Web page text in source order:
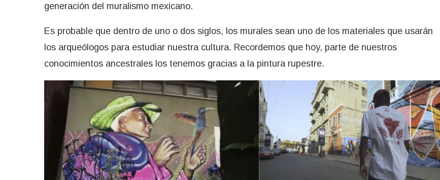
generación del muralismo mexicano.
Es probable que dentro de uno o dos siglos, los murales sean uno de los materiales que usarán
los arqueólogos para estudiar nuestra cultura. Recordemos que hoy, parte de nuestros
conocimientos ancestrales los tenemos gracias a la pintura rupestre.